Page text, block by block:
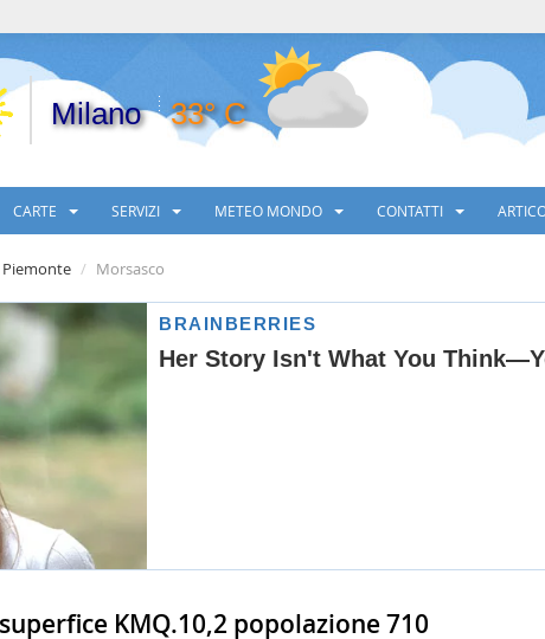
Milano 33° C
CARTE SERVIZI METEO MONDO CONTATTI
Piemonte Morsasco
KMQ.10,2 popolazione 710